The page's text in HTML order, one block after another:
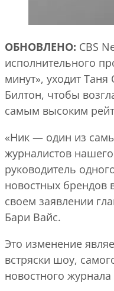
ОБНОВЛЕНО: CBS
исполнительного
минут», уходит
Билтон, чтобы
самым высоким
«Ник — один из
журналистов
руководитель
новостных брендов
своем заявлении
Бари Вайс.
Это изменение
встряски шоу,
новостного